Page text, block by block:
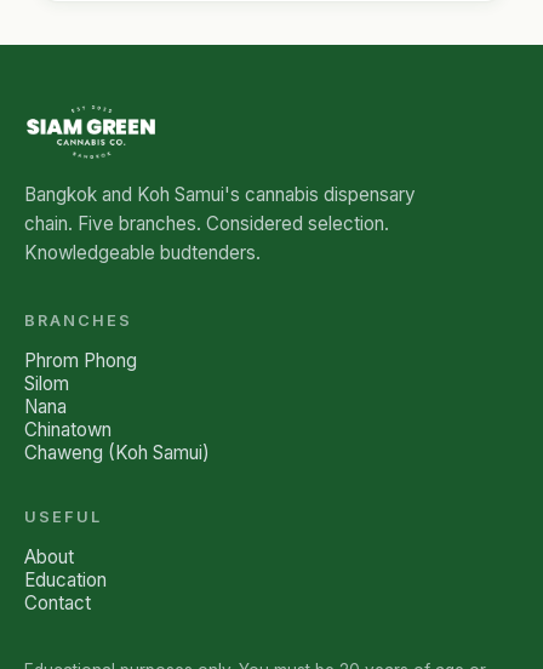
Bangkok and Koh Samui's cannabis dispensary
chain. Five branches. Considered selection.
Knowledgeable budtenders.
BRANCHES
Phrom Phong
Silom
Nana
Chinatown
Chaweng (Koh Samui)
USEFUL
About
Education
Contact